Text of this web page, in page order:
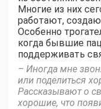
Многие из них
работают,
Особенно
когда бывшие
поддерживать
– Иногда мне
или поделиться
Рассказывают о
хорошие, что